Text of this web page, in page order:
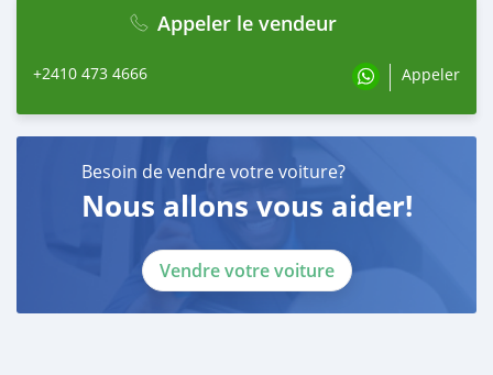
Appeler le vendeur
+2410 473 4666 Appeler
Besoin de vendre votre voiture?
Nous allons vous aider!
Vendre votre voiture